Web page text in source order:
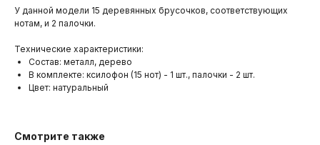
У данной модели 15 деревянных брусочков, соответствующих
нотам, и 2 палочки.
Технические характеристики:
Состав: металл, дерево
В комплекте: ксилофон (15 нот) - 1 шт., палочки - 2 шт.
Цвет: натуральный
Смотрите также